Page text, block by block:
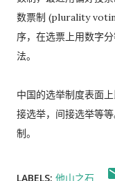
数票制 (plurality
序，在选票上用数字
法。
中国的选举制度表面
接选举，间接选举等
制。
LABELS: 他山之石